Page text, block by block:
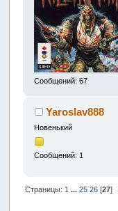
Сообщений: 67
Yaroslav888
Новенький
Сообщений: 1
Страницы: 1 ... 25 26[27]